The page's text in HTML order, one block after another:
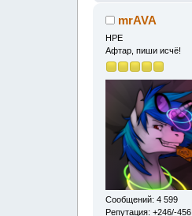
mrAVA
НРЕ
Афтар, пиши исчё!
Сообщений: 4 599
Репутация: +246/-456